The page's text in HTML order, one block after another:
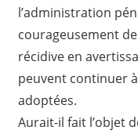
l’administration
courageusement
récidive en
peuvent continuer
adoptées.
Aurait-il fait l’objet